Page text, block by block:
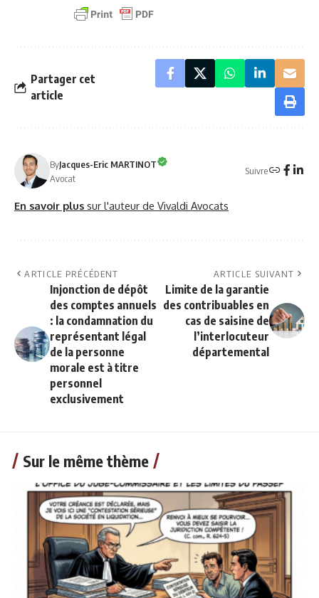
Partager cet
article
ByJacques-Eric MARTINOT
Avocat
Suivre
En savoir plus sur l'auteur de Vivaldi Avocats
ARTICLE PRÉCÉDENT
Injonction de dépôt
des comptes annuels
: la condamnation du
représentant légal
de la personne
morale est à titre
personnel
exclusivement
ARTICLE SUIVANT
Limite de la garantie
des contribuables en
cas de saisine de
l’interlocuteur
départemental
Sur le même thème